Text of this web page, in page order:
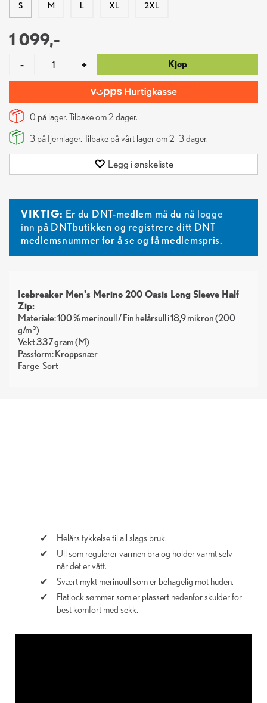
S M L XL 2XL
1 099,-
- + Kjøp
0 på lager. Tilbake om2 dager.
3 på fjernlager. Tilbake på vårt lager om 2–3 dager.
Legg i ønskeliste
VIKTIG: Er du DNT-medlem må du nå logge
inn på DNTbutikken og registrere ditt DNT
medlemsnummer for å se og få medlemspris.
Icebreaker Men's Merino 200 Oasis Long Sleeve Half
Zip:
Materiale: 100 % merinoull / Fin helårsull i 18,9 mikron (200
g/m²)
Vekt 337 gram (M)
Passform: Kroppsnær
Farge Sort
Helårs tykkelse til all slags bruk.
Ull som regulerer varmen bra og holder varmt selv
når det er vått.
Svært mykt merinoull som er behagelig mot huden.
Flatlock sømmer som er plassert nedenfor skulder for
best komfort med sekk.